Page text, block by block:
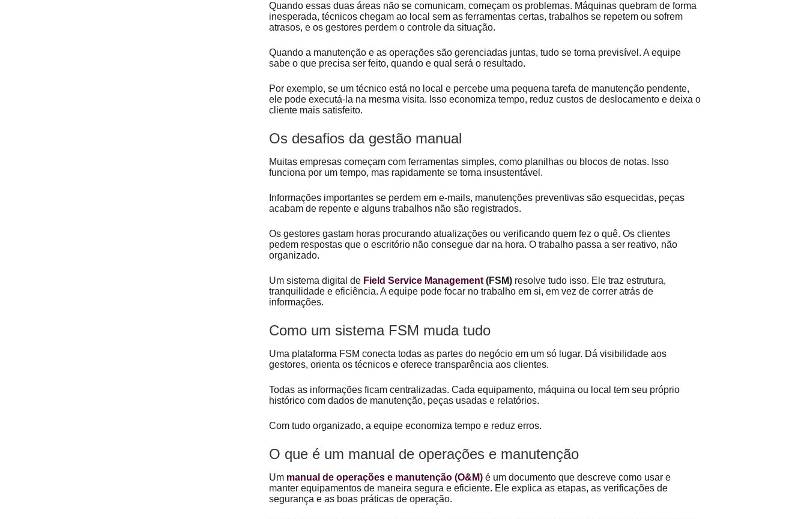
Quando essas duas áreas não se comunicam, começam os problemas. Máquinas quebram de forma
inesperada, técnicos chegam ao local sem as ferramentas certas, trabalhos se repetem ou sofrem
atrasos, e os gestores perdem o controle da situação.
Quando a manutenção e as operações são gerenciadas juntas, tudo se torna previsível. A equipe
sabe o que precisa ser feito, quando e qual será o resultado.
Por exemplo, se um técnico está no local e percebe uma pequena tarefa de manutenção pendente,
ele pode executá-la na mesma visita. Isso economiza tempo, reduz custos de deslocamento e deixa o
cliente mais satisfeito.
Os desafios da gestão manual
Muitas empresas começam com ferramentas simples, como planilhas ou blocos de notas. Isso
funciona por um tempo, mas rapidamente se torna insustentável.
Informações importantes se perdem em e-mails, manutenções preventivas são esquecidas, peças
acabam de repente e alguns trabalhos não são registrados.
Os gestores gastam horas procurando atualizações ou verificando quem fez o quê. Os clientes
pedem respostas que o escritório não consegue dar na hora. O trabalho passa a ser reativo, não
organizado.
Um sistema digital de Field Service Management (FSM) resolve tudo isso. Ele traz estrutura,
tranquilidade e eficiência. A equipe pode focar no trabalho em si, em vez de correr atrás de
informações.
Como um sistema FSM muda tudo
Uma plataforma FSM conecta todas as partes do negócio em um só lugar. Dá visibilidade aos
gestores, orienta os técnicos e oferece transparência aos clientes.
Todas as informações ficam centralizadas. Cada equipamento, máquina ou local tem seu próprio
histórico com dados de manutenção, peças usadas e relatórios.
Com tudo organizado, a equipe economiza tempo e reduz erros.
O que é um manual de operações e manutenção
Um manual de operações e manutenção (O&M) é um documento que descreve como usar e
manter equipamentos de maneira segura e eficiente. Ele explica as etapas, as verificações de
segurança e as boas práticas de operação.